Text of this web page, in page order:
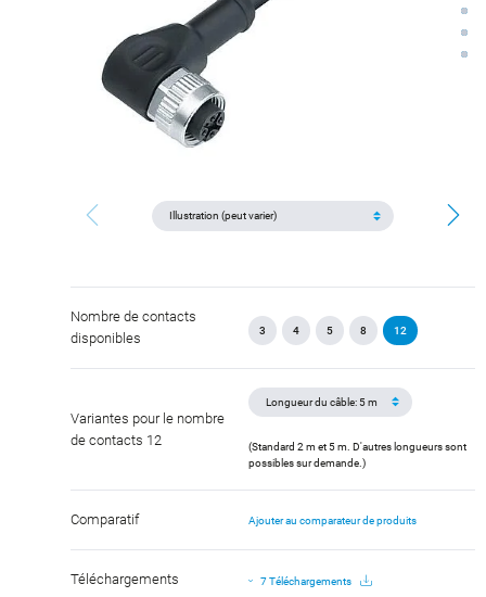
Nombre de contacts
disponibles
3 4 5 8 12
Variantes pour le nombre
de contacts 12
(Standard 2 m et 5 m. D'autres longueurs sont
possibles sur demande.)
Comparatif Ajouter au comparateur de produits
Téléchargements 7 Téléchargements